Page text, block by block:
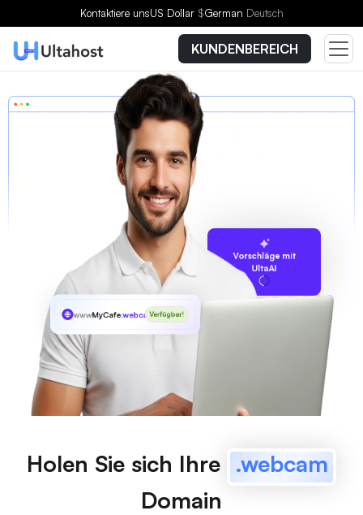
Kontaktiere unsUS Dollar $German Deutsch
KUNDENBEREICH
Vorschläge mit
UltaAI
wwwMyCafe.webcamVerfügbar!
Holen Sie sich Ihre .webcam
Domain